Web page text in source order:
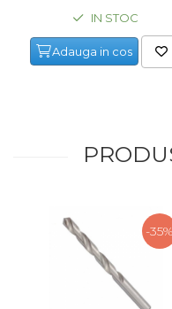
IN STOC
Adauga in cos
-35%